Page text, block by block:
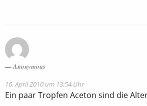
Anonymous
16. April 2010 um 13:54 Uhr
Ein paar Tropfen Aceton sind die